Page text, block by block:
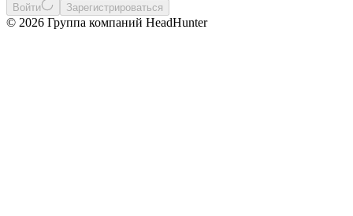
Войти Зарегистрироваться
© 2026 Группа компаний HeadHunter